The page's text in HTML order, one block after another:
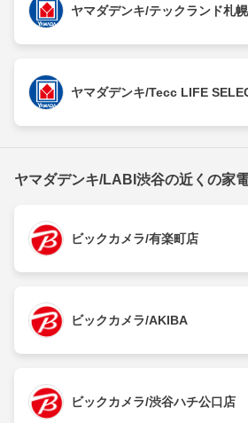
ヤマダデンキ/テックランド札
ヤマダデンキ/Tecc LIFE
ヤマダデンキ/LABI渋谷の近くの家
ビックカメラ/有楽町店
ビックカメラ/AKIBA
ビックカメラ/渋谷ハチ公口店